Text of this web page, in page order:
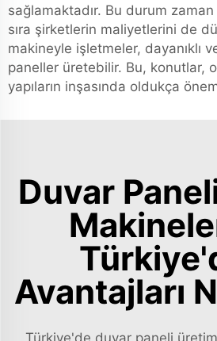
sağlamaktadır. Bu durum zaman
sıra şirketlerin maliyetlerini de
makineyle işletmeler, dayanıklı
paneller üretebilir. Bu, konutlar,
yapıların inşasında oldukça
Duvar
Avantajları
Türkiye'de duvar paneli